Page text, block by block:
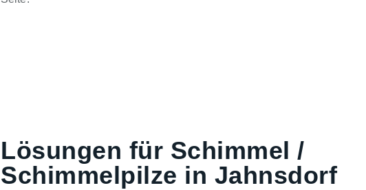
Lösungen für Schimmel /
Schimmelpilze in Jahnsdorf